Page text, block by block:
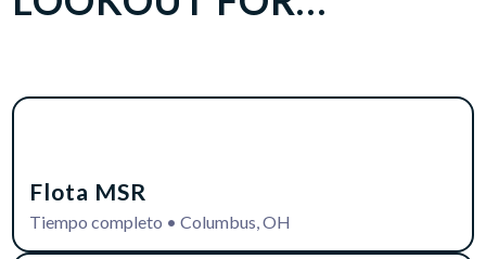
Flota MSR
Tiempo completo •Columbus, OH